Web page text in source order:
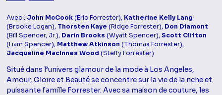
Avec : John McCook(Eric Forrester), Katherine Kelly Lang
(Brooke Logan), Thorsten Kaye (Ridge Forrester), Don Diamont
(Bill Spencer, Jr.), Darin Brooks (Wyatt Spencer),Scott Clifton
(Liam Spencer), Matthew Atkinson (Thomas Forrester),
Jacqueline MacInnes Wood (Steffy Forrester)
Situé dans l’univers glamour de la mode à Los Angeles,
Amour, Gloire et Beauté se concentre sur la vie de la riche et
puissante famille Forrester. Avec sa maison de couture, les